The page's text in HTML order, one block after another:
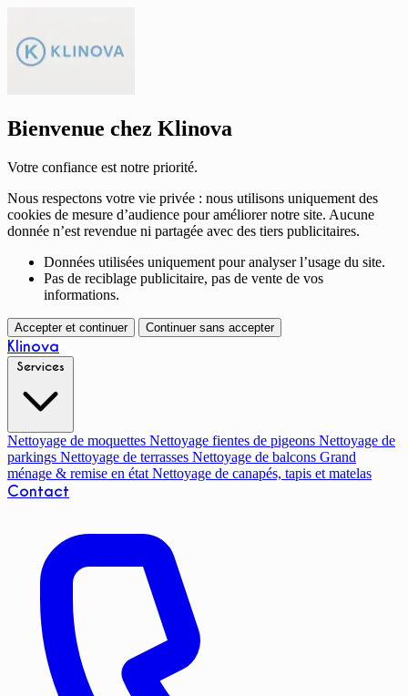
Bienvenue chez Klinova
Votre confiance est notre priorité.
Nous respectons votre vie privée : nous utilisons uniquement des
cookies de mesure d’audience pour améliorer notre site. Aucune
donnée n’est revendue ni partagée avec des tiers publicitaires.
Données utilisées uniquement pour analyser l’usage du site.
Pas de reciblage publicitaire, pas de vente de vos
informations.
Accepter et continuer Continuer sans accepter
Klinova
Nettoyage de moquettes Nettoyage fientes de pigeons Nettoyage de
parkings Nettoyage de terrasses Nettoyage de balcons Grand
ménage & remise en état Nettoyage de canapés, tapis et matelas
Contact